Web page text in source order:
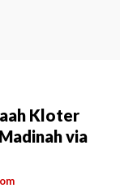
Kloter
via